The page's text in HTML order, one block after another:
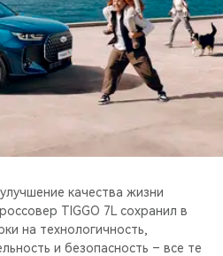
качества жизни
TIGGO 7L сохранил в
на технологичность,
и безопасность – все те